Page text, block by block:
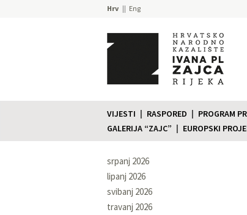
Hrv Eng
VIJESTI RASPORED PROGRAM
GALERIJA “ZAJC”
EUROPSKI
srpanj 2026
lipanj 2026
svibanj 2026
travanj 2026